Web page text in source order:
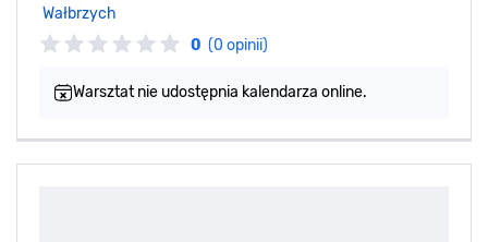
Wałbrzych
0 (0 opinii)
Warsztat nie udostępnia kalendarza online.